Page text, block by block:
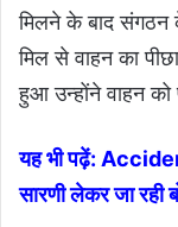
मिलने के बाद संगठन
मिल से वाहन का
हुआ उन्होंने वाहन को
यह भी पढ़ें:
सारणी लेकर जा रही